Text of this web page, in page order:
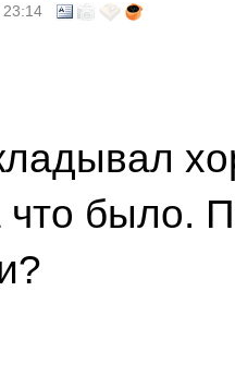
23:14
что было.